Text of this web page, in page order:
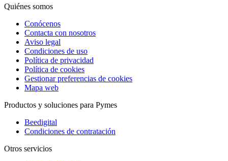
Quiénes somos
Conócenos
Contacta con nosotros
Aviso legal
Condiciones de uso
Política de privacidad
Política de cookies
Gestionar preferencias de cookies
Mapa web
Productos y soluciones para Pymes
Beedigital
Condiciones de contratación
Otros servicios